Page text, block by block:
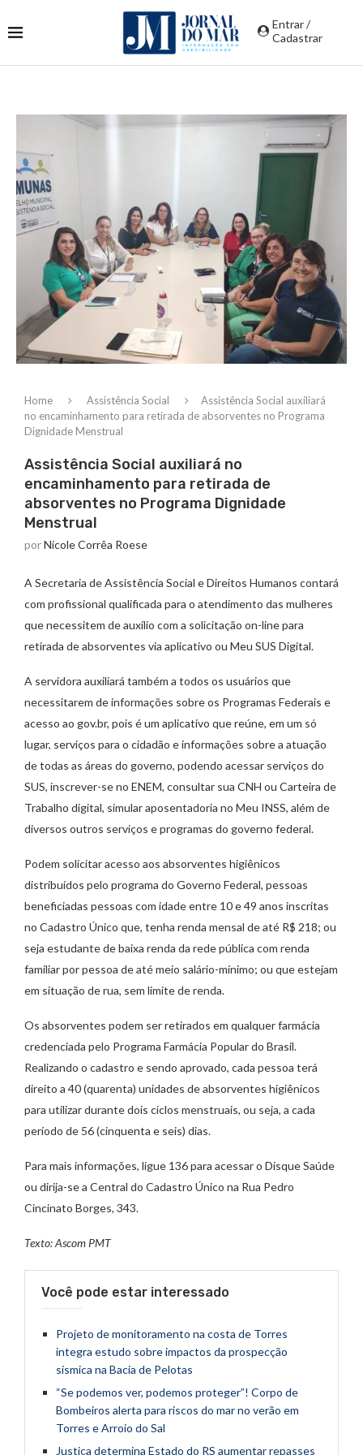
Entrar /
Cadastrar
Home Assistência Social
Assistência Social auxiliará
no encaminhamento para retirada de absorventes no Programa
Dignidade Menstrual
Assistência Social auxiliará no
encaminhamento para retirada de
absorventes no Programa Dignidade
Menstrual
porNicole Corrêa Roese
A Secretaria de Assistência Social e Direitos Humanos contará
com profissional qualificada para o atendimento das mulheres
que necessitem de auxílio com a solicitação on-line para
retirada de absorventes via aplicativo ou Meu SUS Digital.
A servidora auxiliará também a todos os usuários que
necessitarem de informações sobre os Programas Federais e
acesso ao gov.br, pois é um aplicativo que reúne, em um só
lugar, serviços para o cidadão e informações sobre a atuação
de todas as áreas do governo, podendo acessar serviços do
SUS, inscrever-se no ENEM, consultar sua CNH ou Carteira de
Trabalho digital, simular aposentadoria no Meu INSS, além de
diversos outros serviços e programas do governo federal.
Podem solicitar acesso aos absorventes higiênicos
distribuídos pelo programa do Governo Federal, pessoas
beneficiadas pessoas com idade entre 10 e 49 anos inscritas
no Cadastro Único que, tenha renda mensal de até R$ 218; ou
seja estudante de baixa renda da rede pública com renda
familiar por pessoa de até meio salário-mínimo; ou que estejam
em situação de rua, sem limite de renda.
Os absorventes podem ser retirados em qualquer farmácia
credenciada pelo Programa Farmácia Popular do Brasil.
Realizando o cadastro e sendo aprovado, cada pessoa terá
direito a 40 (quarenta) unidades de absorventes higiênicos
para utilizar durante dois ciclos menstruais, ou seja, a cada
período de 56 (cinquenta e seis) dias.
Para mais informações, ligue 136 para acessar o Disque Saúde
ou dirija-se a Central do Cadastro Único na Rua Pedro
Cincinato Borges, 343.
Texto: Ascom PMT
Você pode estar interessado
Projeto de monitoramento na costa de Torres
integra estudo sobre impactos da prospecção
sísmica na Bacia de Pelotas
“Se podemos ver, podemos proteger”! Corpo de
Bombeiros alerta para riscos do mar no verão em
Torres e Arroio do Sal
Justiça determina Estado do RS aumentar repasses